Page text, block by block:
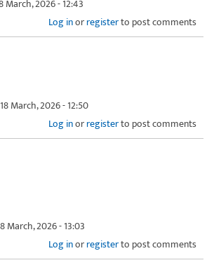
March, 2026 - 12:43
Log inorregisterto post comments
March, 2026 - 12:50
Log inorregisterto post comments
March, 2026 - 13:03
Log inorregisterto post comments